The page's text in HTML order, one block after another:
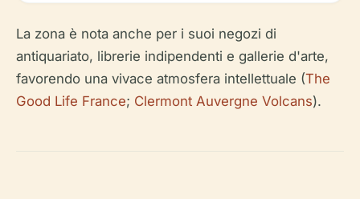
La zona è nota anche per i suoi negozi di
antiquariato, librerie indipendenti e gallerie d'arte,
favorendo una vivace atmosfera intellettuale (The
Good Life France; Clermont Auvergne Volcans).